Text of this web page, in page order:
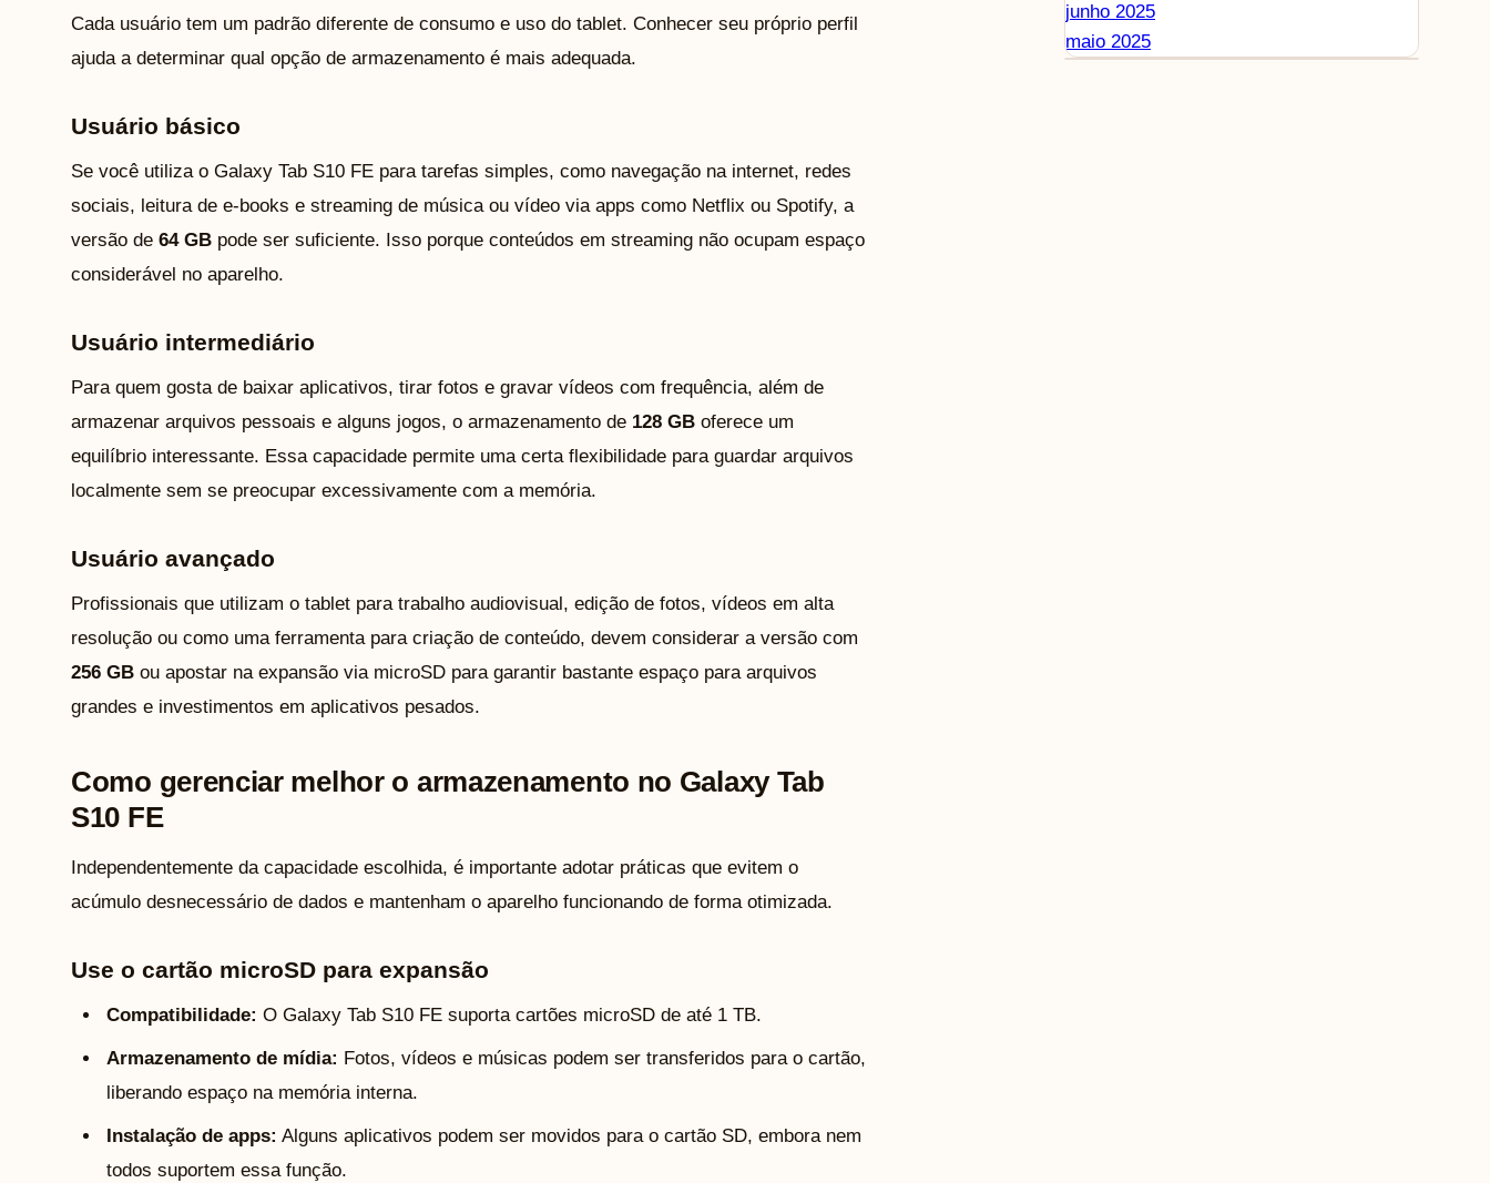
Cada usuário tem um padrão diferente de consumo e uso do tablet. Conhecer seu próprio perfil
ajuda a determinar qual opção de armazenamento é mais adequada.
Usuário básico
Se você utiliza o Galaxy Tab S10 FE para tarefas simples, como navegação na internet, redes
sociais, leitura de e-books e streaming de música ou vídeo via apps como Netflix ou Spotify, a
versão de 64 GB pode ser suficiente. Isso porque conteúdos em streaming não ocupam espaço
considerável no aparelho.
Usuário intermediário
Para quem gosta de baixar aplicativos, tirar fotos e gravar vídeos com frequência, além de
armazenar arquivos pessoais e alguns jogos, o armazenamento de 128 GB oferece um
equilíbrio interessante. Essa capacidade permite uma certa flexibilidade para guardar arquivos
localmente sem se preocupar excessivamente com a memória.
Usuário avançado
Profissionais que utilizam o tablet para trabalho audiovisual, edição de fotos, vídeos em alta
resolução ou como uma ferramenta para criação de conteúdo, devem considerar a versão com
256 GB ou apostar na expansão via microSD para garantir bastante espaço para arquivos
grandes e investimentos em aplicativos pesados.
Como gerenciar melhor o armazenamento no Galaxy Tab
S10 FE
Independentemente da capacidade escolhida, é importante adotar práticas que evitem o
acúmulo desnecessário de dados e mantenham o aparelho funcionando de forma otimizada.
Use o cartão microSD para expansão
Compatibilidade: O Galaxy Tab S10 FE suporta cartões microSD de até 1 TB.
Armazenamento de mídia: Fotos, vídeos e músicas podem ser transferidos para o cartão,
liberando espaço na memória interna.
Instalação de apps: Alguns aplicativos podem ser movidos para o cartão SD, embora nem
todos suportem essa função.
junho 2025
maio 2025